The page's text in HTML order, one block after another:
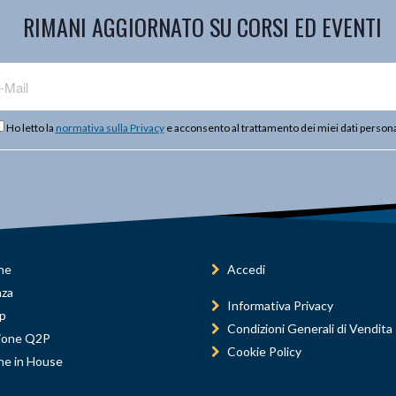
RIMANI AGGIORNATO SU CORSI ED EVENTI
Ho letto la normativa sulla Privacye acconsento al trattamento dei miei dati
Q2P
in House
Accedi
Informativa Privacy
Condizioni Generali di Vendita
Cookie Policy